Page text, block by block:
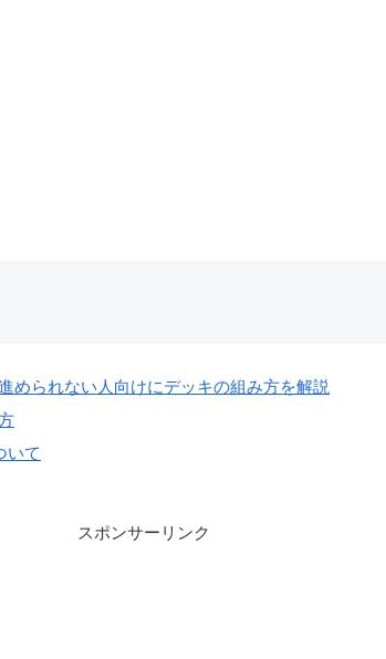
められない人向けにデッキの組み方を解説
いて
スポンサーリンク